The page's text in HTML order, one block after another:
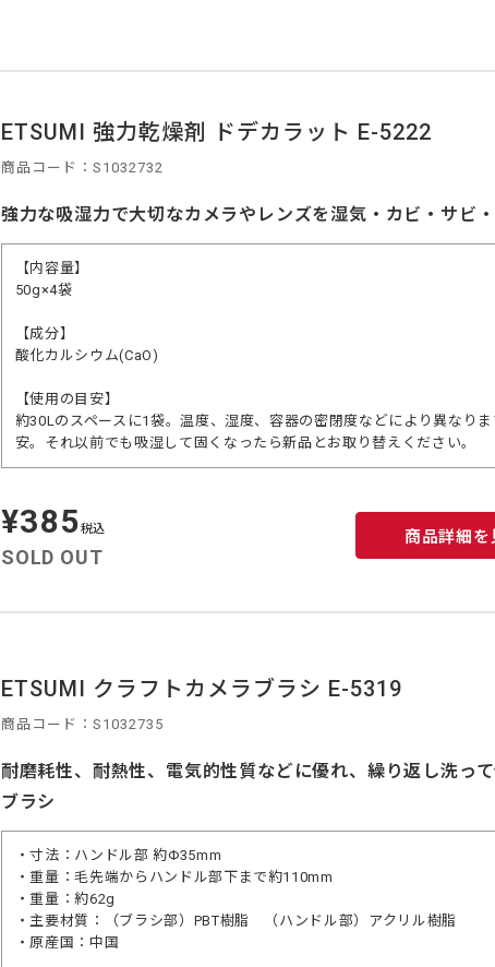
ETSUMI 強力乾燥剤 ドデカラット E-5222
商品コード：S1032732
強力な吸湿力で大切なカメラやレンズを湿気・カビ・サビ
【内容量】
50g×4袋
【成分】
酸化カルシウム(CaO)
【使用の目安】
約30Lのスペースに1袋。温度、湿度、容器の密閉度などにより異なり
安。それ以前でも吸湿して固くなったら新品とお取り替えください。
定
価
¥385税込
SOLD OUT
商品詳細を
ETSUMI クラフトカメラブラシ E-5319
商品コード：S1032735
耐磨耗性、耐熱性、電気的性質などに優れ、繰り返し洗っ
ブラシ
・寸法：ハンドル部 約Φ35mm
・重量：毛先端からハンドル部下まで約110mm
・重量：約62g
・主要材質：（ブラシ部）PBT樹脂 （ハンドル部）アクリル樹脂
・原産国：中国